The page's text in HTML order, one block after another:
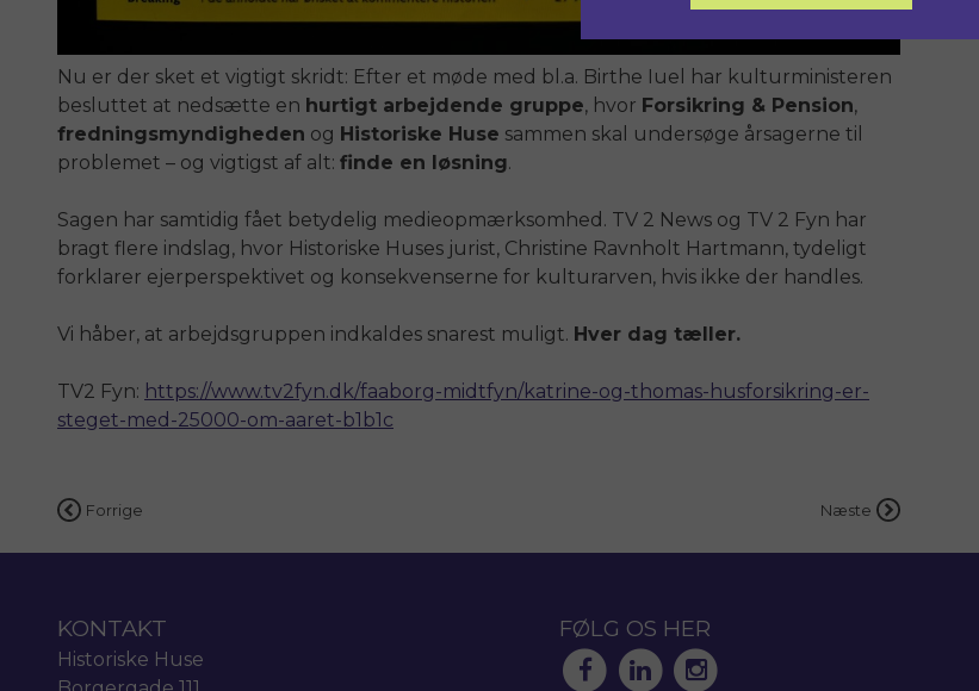
Nu er der sket et vigtigt skridt: Efter et møde med bl.a. Birthe Iuel har kulturministeren
besluttet at nedsætte en hurtigt arbejdende gruppe, hvor Forsikring & Pension,
fredningsmyndigheden og Historiske Huse sammen skal undersøge årsagerne til
problemet – og vigtigst af alt: finde en løsning.
Sagen har samtidig fået betydelig medieopmærksomhed. TV 2 News og TV 2 Fyn har
bragt flere indslag, hvor Historiske Huses jurist, Christine Ravnholt Hartmann, tydeligt
forklarer ejerperspektivet og konsekvenserne for kulturarven, hvis ikke der handles.
Vi håber, at arbejdsgruppen indkaldes snarest muligt. Hver dag tæller.
TV2 Fyn: https://www.tv2fyn.dk/faaborg-midtfyn/katrine-og-thomas-husforsikring-er-
steget-med-25000-om-aaret-b1b1c
Indlægsnavigation
Forrige Næste
KONTAKT
Historiske Huse
FØLG OS HER